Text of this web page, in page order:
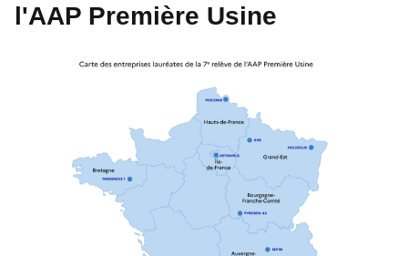
l'AAP Première Usine